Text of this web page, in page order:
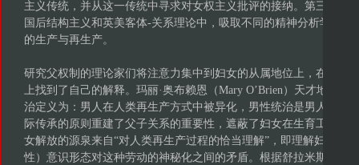
主义传统，并从这一传统中寻求对女权主义批评的接纳。第三种理
国后结构主义和英美客体-关系理论中，吸取不同的精神分析学派来
的生产与再生产。
研究父权制的理论家们将注意力集中到妇女的从属地位上，在男性
上找到了自己的解释。玛丽·奥布赖恩（Mary O’Brien）天才地引用
治定义为：男人在人类再生产方式中被异化，男性统治是男人超越
际传承的原则重建了父子关系的重要性，遮蔽了妇女在生育工作中
女解放的源泉来自“对人类再生产过程的恰当理解”，即理解妇女的
性）意识形态对这种劳动的神秘化之间的矛盾。根据舒拉米斯·费尔